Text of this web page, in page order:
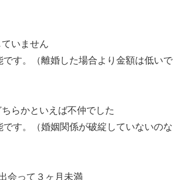
いません
です。（離婚した場合より金額は低いで
らかといえば不仲でした
です。（婚姻関係が破綻していないのな
会って３ヶ月未満